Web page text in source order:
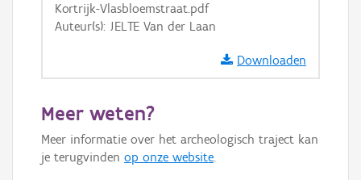
Kortrijk-Vlasbloemstraat.pdf
Auteur(s): JELTE Van der Laan
Downloaden
Meer weten?
Meer informatie over het archeologisch traject kan
je terugvinden op onze website.